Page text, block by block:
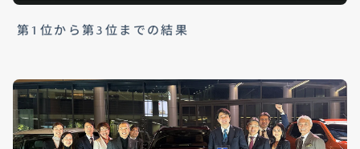
第1位から第3位までの結果